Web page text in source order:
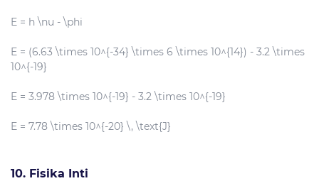
E = h \nu - \phi
E = (6.63 \times 10^{-34} \times 6 \times 10^{14}) - 3.2 \times
10^{-19}
E = 3.978 \times 10^{-19} - 3.2 \times 10^{-19}
E = 7.78 \times 10^{-20} \, \text{J}
10. Fisika Inti